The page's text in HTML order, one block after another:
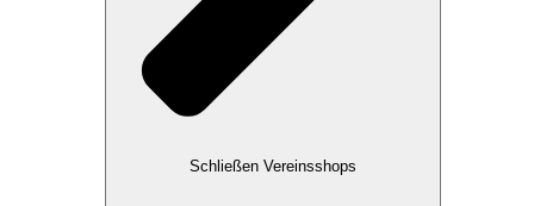
Schließen Vereinsshops